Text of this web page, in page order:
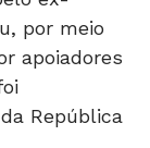
por meio
apoiadores
República